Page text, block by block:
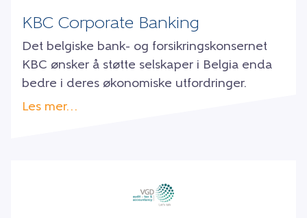
KBC Corporate Banking
Det belgiske bank- og forsikringskonsernet
KBC ønsker å støtte selskaper i Belgia enda
bedre i deres økonomiske utfordringer.
Les mer…